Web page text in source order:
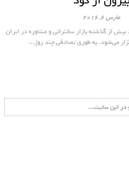
مارس 6, 2016
بیش از گذشته بازار سخنرانی و مشاوره در ایران
می‌شود. به طوری تصادفی چند روز...